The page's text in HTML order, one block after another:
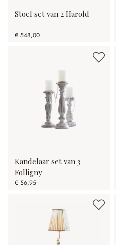
Stoel set van 2 Harold
€ 548,00
Kandelaar set van 3
Folligny
€ 56,95